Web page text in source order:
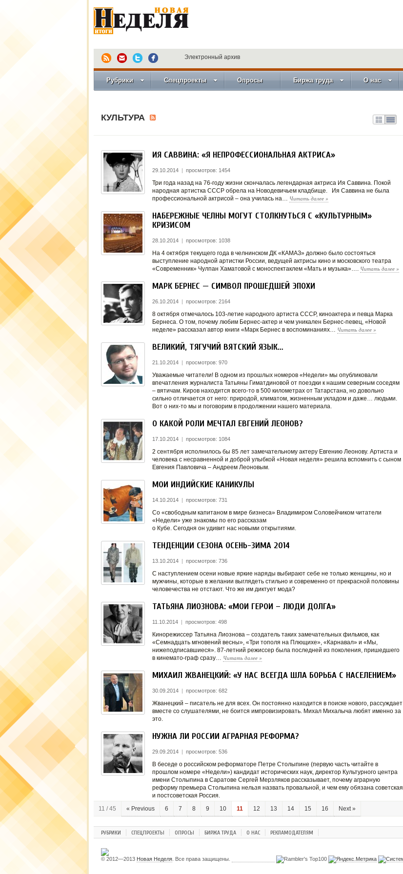
Электронный архив
Рубрики Спецпроекты Опросы Биржа труда О нас
КУЛЬТУРА
ИЯ САВВИНА: «Я НЕПРОФЕССИОНАЛЬНАЯ АКТРИСА»
29.10.2014 | просмотров: 1454
Три года назад на 76-году жизни скончалась легендарная актриса Ия Саввина. Покой
народная артистка СССР обрела на Новодевичьем кладбище. Ия Саввина не была
профессиональной актрисой – она училась на… Читать далее »
НАБЕРЕЖНЫЕ ЧЕЛНЫ МОГУТ СТОЛКНУТЬСЯ С «КУЛЬТУРНЫМ»
КРИЗИСОМ
28.10.2014 | просмотров: 1038
На 4 октября текущего года в челнинском ДК «КАМАЗ» должно было состояться
выступление народной артистки России, ведущей актрисы кино и московского театра
«Современник» Чулпан Хаматовой с моноспектаклем «Мать и музыка»…. Читать далее »
МАРК БЕРНЕС — СИМВОЛ ПРОШЕДШЕЙ ЭПОХИ
26.10.2014 | просмотров: 2164
8 октября отмечалось 103-летие народного артиста СССР, киноактера и певца Марка
Бернеса. О том, почему любим Бернес-актер и чем уникален Бернес-певец, «Новой
неделе» рассказал автор книги «Марк Бернес в воспоминаниях… Читать далее »
ВЕЛИКИЙ, ТЯГУЧИЙ ВЯТСКИЙ ЯЗЫК…
21.10.2014 | просмотров: 970
Уважаемые читатели! В одном из прошлых номеров «Недели» мы опубликовали
впечатления журналиста Татьяны Гиматдиновой от поездки к нашим северным соседям
– вятичам. Киров находится всего-то в 500 километрах от Татарстана, но довольно
сильно отличается от него: природой, климатом, жизненным укладом и даже… людьми.
Вот о них-то мы и поговорим в продолжении нашего материала.
О КАКОЙ РОЛИ МЕЧТАЛ ЕВГЕНИЙ ЛЕОНОВ?
17.10.2014 | просмотров: 1084
2 сентября исполнилось бы 85 лет замечательному актеру Евгению Леонову. Артиста и
человека с несравненной и доброй улыбкой «Новая неделя» решила вспомнить с сыном
Евгения Павловича – Андреем Леоновым.
МОИ ИНДИЙСКИЕ КАНИКУЛЫ
14.10.2014 | просмотров: 731
Со «свободным капитаном в мире бизнеса» Владимиром Соловейчиком читатели
«Недели» уже знакомы по его рассказам
о Кубе. Сегодня он удивит нас новыми открытиями.
ТЕНДЕНЦИИ СЕЗОНА ОСЕНЬ-ЗИМА 2014
13.10.2014 | просмотров: 736
С наступлением осени новые яркие наряды выбирают себе не только женщины, но и
мужчины, которые в желании выглядеть стильно и современно от прекрасной половины
человечества не отстают. Что же им диктует мода?
ТАТЬЯНА ЛИОЗНОВА: «МОИ ГЕРОИ – ЛЮДИ ДОЛГА»
11.10.2014 | просмотров: 498
Кинорежиссер Татьяна Лиознова – создатель таких замечательных фильмов, как
«Семнадцать мгновений весны», «Три тополя на Плющихе», «Карнавал» и «Мы,
нижеподписавшиеся». 87-летний режиссер была последней из поколения, пришедшего
в кинемато-граф сразу… Читать далее »
МИХАИЛ ЖВАНЕЦКИЙ: «У НАС ВСЕГДА ШЛА БОРЬБА С НАСЕЛЕНИЕМ»
30.09.2014 | просмотров: 682
Жванецкий – писатель не для всех. Он постоянно находится в поиске нового, рассуждает
вместе со слушателями, не боится импровизировать. Михал Михалыча любят именно за
это.
НУЖНА ЛИ РОССИИ АГРАРНАЯ РЕФОРМА?
29.09.2014 | просмотров: 536
В беседе о российском реформаторе Петре Столыпине (первую часть читайте в
прошлом номере «Недели») кандидат исторических наук, директор Культурного центра
имени Столыпина в Саратове Сергей Мерзляков рассказывает, почему аграрную
реформу премьера Столыпина нельзя назвать провальной, и чем ему обязана советская
и постсоветская Россия.
11 / 45
« Previous 6 7 8 9 10 11 12 13 14 15 16 Next »
РУБРИКИ СПЕЦПРОЕКТЫ ОПРОСЫ БИРЖА ТРУДА О НАС РЕКЛАМОДАТЕЛЯМ
© 2012—2013 Новая Неделя. Все права защищены.